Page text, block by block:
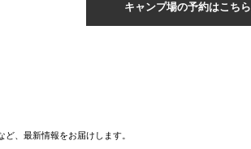
キャンプ場の予約はこちら
、最新情報をお届けします。